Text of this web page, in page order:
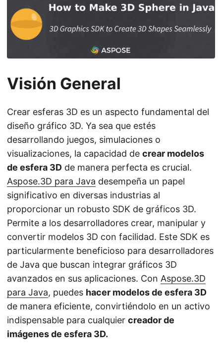
ó
n
Visión General
Crear esferas 3D es un aspecto fundamental del
diseño gráfico 3D. Ya sea que estés
desarrollando juegos, simulaciones o
visualizaciones, la capacidad de crear modelos
de esfera 3D de manera perfecta es crucial.
Aspose.3D para Java desempeña un papel
significativo en diversas industrias al
proporcionar un robusto SDK de gráficos 3D.
Permite a los desarrolladores crear, manipular y
convertir modelos 3D con facilidad. Este SDK es
particularmente beneficioso para desarrolladores
de Java que buscan integrar gráficos 3D
avanzados en sus aplicaciones. Con Aspose.3D
para Java, puedes hacer modelos de esfera 3D
de manera eficiente, convirtiéndolo en un activo
indispensable para cualquier creador de
imágenes de esfera 3D.